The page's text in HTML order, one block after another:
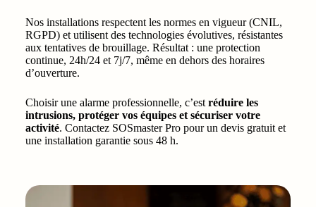
Nos installations respectent les normes en vigueur (CNIL,
RGPD) et utilisent des technologies évolutives, résistantes
aux tentatives de brouillage. Résultat : une protection
continue, 24h/24 et 7j/7, même en dehors des horaires
d’ouverture.
Choisir une alarme professionnelle, c’est réduire les
intrusions, protéger vos équipes et sécuriser votre
activité. Contactez SOSmaster Pro pour un devis gratuit et
une installation garantie sous 48 h.